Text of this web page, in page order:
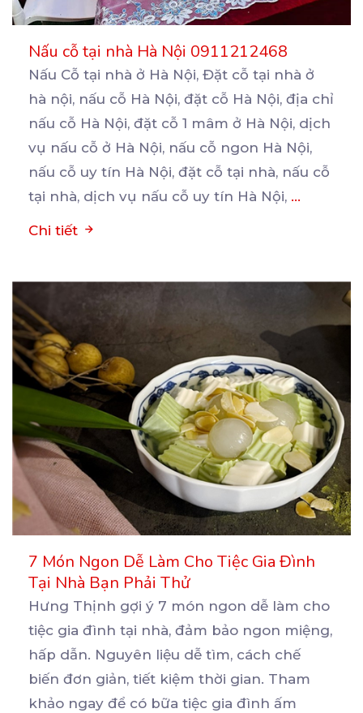
Nấu cỗ tại nhà Hà Nội 0911212468
Nấu Cỗ tại nhà ở Hà Nội, Đặt cỗ tại nhà ở
hà nội, nấu cỗ Hà Nội, đặt cỗ Hà Nội, địa chỉ
nấu cỗ Hà Nội, đặt cỗ 1 mâm ở Hà Nội, dịch
vụ nấu cỗ ở Hà Nội, nấu cỗ ngon Hà Nội,
nấu cỗ uy tín Hà Nội, đặt cỗ tại nhà, nấu cỗ
tại nhà, dịch vụ nấu cỗ uy tín Hà Nội, ...
Chi tiết
7 Món Ngon Dễ Làm Cho Tiệc Gia Đình
Tại Nhà Bạn Phải Thử
Hưng Thịnh gợi ý 7 món ngon dễ làm cho
tiệc gia đình tại nhà, đảm bảo ngon miệng,
hấp dẫn. Nguyên liệu dễ tìm, cách chế
biến đơn giản, tiết kiệm thời gian. Tham
khảo ngay để có bữa tiệc gia đình ấm